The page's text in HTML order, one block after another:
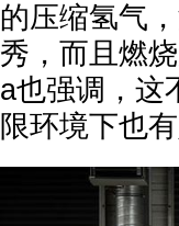
的压缩氢气
秀，而且燃
a也强调，这
限环境下也